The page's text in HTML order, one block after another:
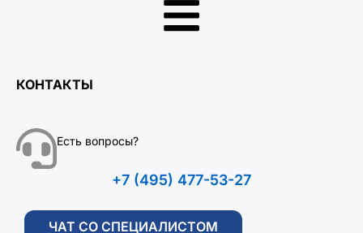
КОНТАКТЫ
Есть вопросы?
+7 (495) 477-53-27
ЧАТ СО СПЕЦИАЛИСТОМ